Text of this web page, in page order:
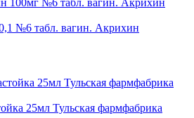
№6 табл. вагин. Акрихин
25мл Тульская фармфабрика